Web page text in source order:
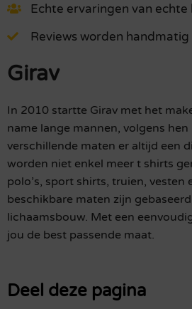
Echte ervaringen van echte
Reviews worden
Girav
In 2010 startte Girav met het
name lange mannen, volgens
verschillende maten er altijd een
worden niet enkel meer t shirts
polo’s, sport shirts, truien, vesten
beschikbare maten zijn
lichaamsbouw. Met een
jou de best passende maat.
Deel deze pagina